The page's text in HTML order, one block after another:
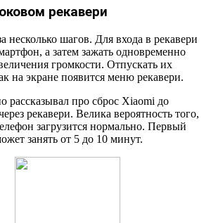
рекавери
несколько шагов. Для входа в рекавери
а затем зажать одновременно
громкости. Отпускать их
на экране появится меню рекавери.
рассказывал про сброс Xiaomi до
рекавери. Велика вероятность того,
загрузится нормально. Первый
занять от 5 до 10 минут.